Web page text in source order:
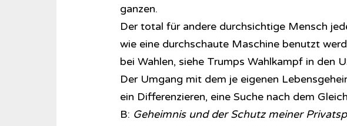
ganzen.
Der total für andere durchsichtige Mensch
wie eine durchschaute Maschine benutzt
bei Wahlen, siehe Trumps Wahlkampf in den
Der Umgang mit dem je eigenen
ein Differenzieren, eine Suche nach dem
B: Geheimnis und der Schutz meiner